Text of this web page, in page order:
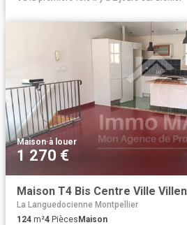
Maison·à louer
1 270 €
La Languedocienne Montpellier
124 m²4 Pièces Maison